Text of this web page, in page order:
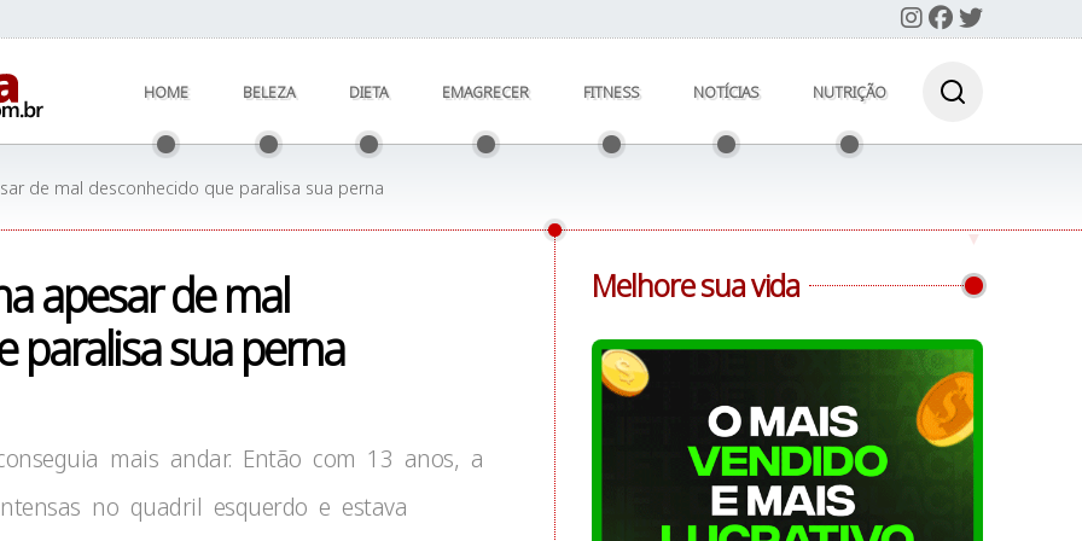
HOME BELEZA DIETA EMAGRECER FITNESS NOTÍCIAS NUTRIÇÃO
de mal desconhecido que paralisa sua perna
apesar de mal
paralisa sua perna
mais andar. Então com 13 anos, a
no quadril esquerdo e estava
Melhore sua vida